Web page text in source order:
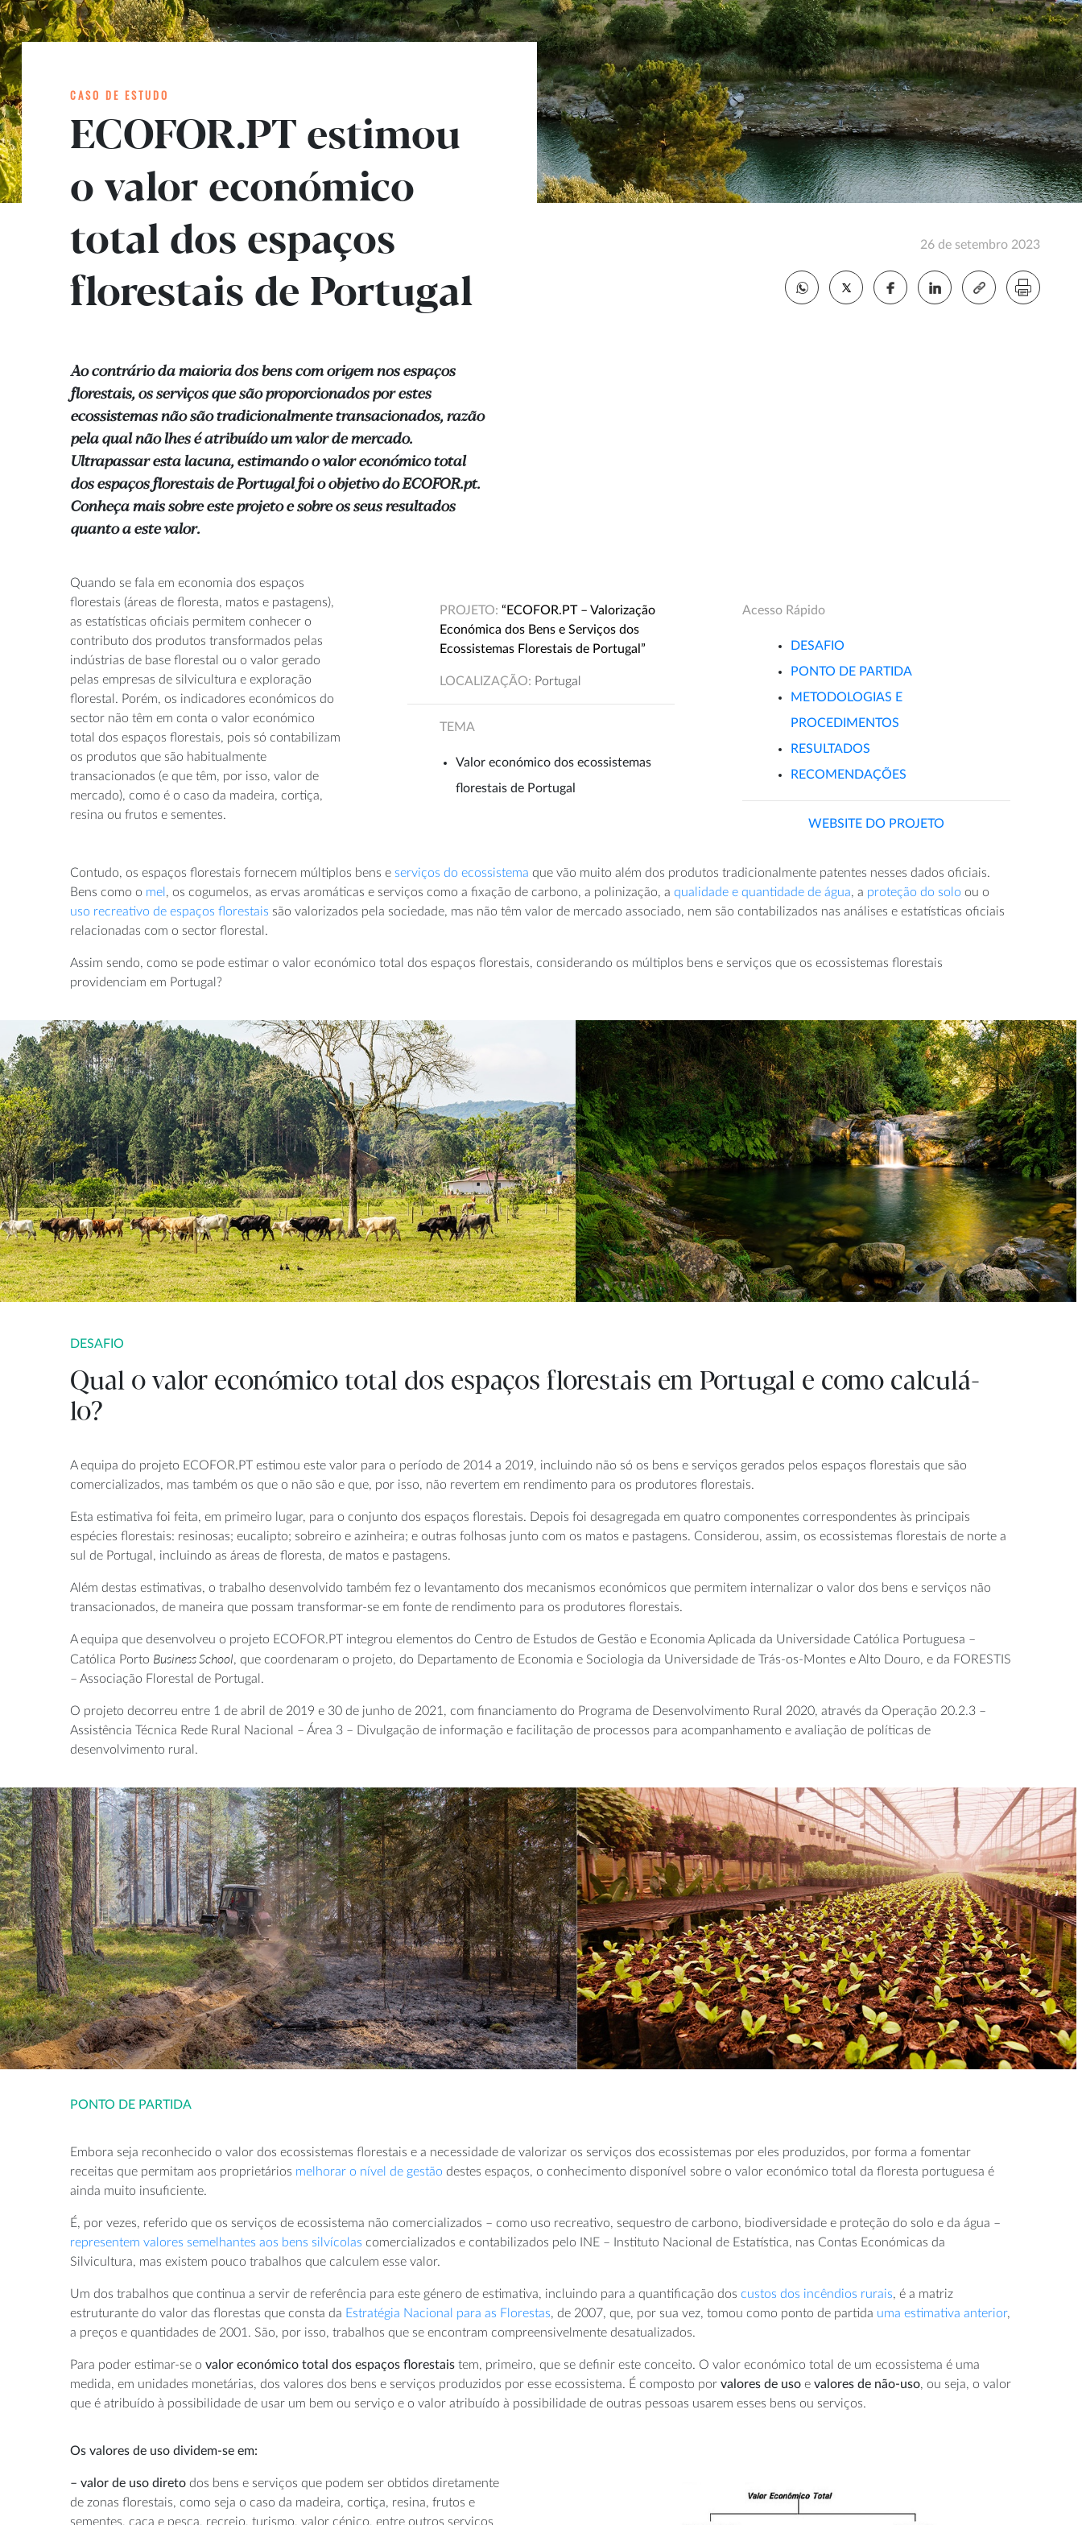
CASO DE ESTUDO
ECOFOR.PT estimou
o valor económico
total dos espaços
florestais de Portugal
Ao contrário da maioria dos bens com origem nos espaços
florestais, os serviços que são proporcionados por estes
ecossistemas não são tradicionalmente transacionados, razão
pela qual não lhes é atribuído um valor de mercado.
Ultrapassar esta lacuna, estimando o valor económico total
dos espaços florestais de Portugal foi o objetivo do ECOFOR.pt.
Conheça mais sobre este projeto e sobre os seus resultados
quanto a este valor.
26 de setembro 2023
Quando se fala em economia dos espaços
florestais (áreas de floresta, matos e pastagens),
as estatísticas oficiais permitem conhecer o
contributo dos produtos transformados pelas
indústrias de base florestal ou o valor gerado
pelas empresas de silvicultura e exploração
florestal. Porém, os indicadores económicos do
sector não têm em conta o valor económico
total dos espaços florestais, pois só contabilizam
os produtos que são habitualmente
transacionados (e que têm, por isso, valor de
mercado), como é o caso da madeira, cortiça,
resina ou frutos e sementes.
PROJETO: “ECOFOR.PT – Valorização
Económica dos Bens e Serviços dos
Ecossistemas Florestais de Portugal”
LOCALIZAÇÃO: Portugal
TEMA
Valor económico dos ecossistemas
florestais de Portugal
Acesso Rápido
DESAFIO
PONTO DE PARTIDA
METODOLOGIAS E
PROCEDIMENTOS
RESULTADOS
RECOMENDAÇÕES
WEBSITE DO PROJETO
Contudo, os espaços florestais fornecem múltiplos bens e serviços do ecossistema que vão muito além dos produtos tradicionalmente patentes nesses dados oficiais.
Bens como o mel , os cogumelos, as ervas aromáticas e serviços como a fixação de carbono, a polinização, a qualidade e quantidade de água, a proteção do solo ou o
uso recreativo de espaços florestais são valorizados pela sociedade, mas não têm valor de mercado associado, nem são contabilizados nas análises e estatísticas oficiais
relacionadas com o sector florestal.
Assim sendo, como se pode estimar o valor económico total dos espaços florestais, considerando os múltiplos bens e serviços que os ecossistemas florestais
providenciam em Portugal?
DESAFIO
Qual o valor económico total dos espaços florestais em Portugal e como calculá-
lo?
A equipa do projeto ECOFOR.PT estimou este valor para o período de 2014 a 2019, incluindo não só os bens e serviços gerados pelos espaços florestais que são
comercializados, mas também os que o não são e que, por isso, não revertem em rendimento para os produtores florestais.
Esta estimativa foi feita, em primeiro lugar, para o conjunto dos espaços florestais. Depois foi desagregada em quatro componentes correspondentes às principais
espécies florestais: resinosas; eucalipto; sobreiro e azinheira; e outras folhosas junto com os matos e pastagens. Considerou, assim, os ecossistemas florestais de norte a
sul de Portugal, incluindo as áreas de floresta, de matos e pastagens.
Além destas estimativas, o trabalho desenvolvido também fez o levantamento dos mecanismos económicos que permitem internalizar o valor dos bens e serviços não
transacionados, de maneira que possam transformar-se em fonte de rendimento para os produtores florestais.
A equipa que desenvolveu o projeto ECOFOR.PT integrou elementos do Centro de Estudos de Gestão e Economia Aplicada da Universidade Católica Portuguesa –
Católica Porto Business School, que coordenaram o projeto, do Departamento de Economia e Sociologia da Universidade de Trás-os-Montes e Alto Douro, e da FORESTIS
– Associação Florestal de Portugal.
O projeto decorreu entre 1 de abril de 2019 e 30 de junho de 2021, com financiamento do Programa de Desenvolvimento Rural 2020, através da Operação 20.2.3 –
Assistência Técnica Rede Rural Nacional – Área 3 – Divulgação de informação e facilitação de processos para acompanhamento e avaliação de políticas de
desenvolvimento rural.
PONTO DE PARTIDA
Embora seja reconhecido o valor dos ecossistemas florestais e a necessidade de valorizar os serviços dos ecossistemas por eles produzidos, por forma a fomentar
receitas que permitam aos proprietários melhorar o nível de gestão destes espaços, o conhecimento disponível sobre o valor económico total da floresta portuguesa é
ainda muito insuficiente.
É, por vezes, referido que os serviços de ecossistema não comercializados – como uso recreativo, sequestro de carbono, biodiversidade e proteção do solo e da água –
representem valores semelhantes aos bens silvícolas comercializados e contabilizados pelo INE – Instituto Nacional de Estatística, nas Contas Económicas da
Silvicultura, mas existem pouco trabalhos que calculem esse valor.
Um dos trabalhos que continua a servir de referência para este género de estimativa, incluindo para a quantificação dos custos dos incêndios rurais, é a matriz
estruturante do valor das florestas que consta da Estratégia Nacional para as Florestas, de 2007, que, por sua vez, tomou como ponto de partida uma estimativa anterior,
a preços e quantidades de 2001. São, por isso, trabalhos que se encontram compreensivelmente desatualizados.
Para poder estimar-se o valor económico total dos espaços florestais tem, primeiro, que se definir este conceito. O valor económico total de um ecossistema é uma
medida, em unidades monetárias, dos valores dos bens e serviços produzidos por esse ecossistema. É composto por valores de uso e valores de não-uso, ou seja, o valor
que é atribuído à possibilidade de usar um bem ou serviço e o valor atribuído à possibilidade de outras pessoas usarem esses bens ou serviços.
Os valores de uso dividem-se em:
– valor de uso direto dos bens e serviços que podem ser obtidos diretamente
de zonas florestais, como seja o caso da madeira, cortiça, resina, frutos e
sementes, caça e pesca, recreio, turismo, valor cénico, entre outros serviços